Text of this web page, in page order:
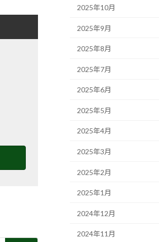
2025年10月
2025年9月
2025年8月
2025年7月
2025年6月
2025年5月
2025年4月
2025年3月
2025年2月
2025年1月
2024年12月
2024年11月